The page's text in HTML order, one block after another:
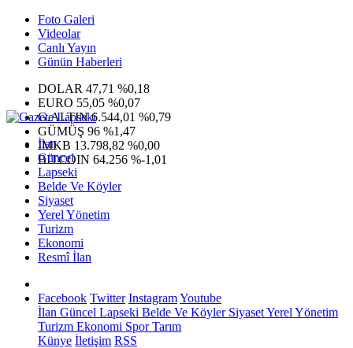
Foto Galeri
Videolar
Canlı Yayın
Günün Haberleri
DOLAR 47,71 %0,18
EURO 55,05 %0,07
G.ALTIN6.544,01 %0,79
GÜMÜŞ 96 %1,47
IMKB 13.798,82 %0,00
BITCOIN 64.256 %-1,01
İlan
Güncel
Lapseki
Belde Ve Köyler
Siyaset
Yerel Yönetim
Turizm
Ekonomi
Resmî İlan
Facebook Twitter InstagramYoutube
İlan Güncel Lapseki Belde Ve KöylerSiyasetYerel Yönetim
Turizm Ekonomi SporTarım
Künye İletişim RSS